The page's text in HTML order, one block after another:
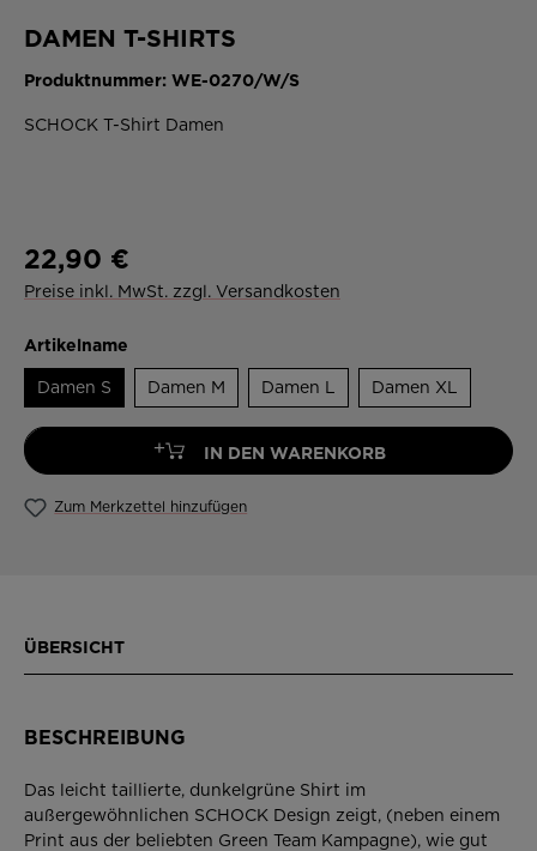
DAMEN T-SHIRTS
Produktnummer: WE-0270/W/S
SCHOCK T-Shirt Damen
22,90 €
Preise inkl. MwSt. zzgl. Versandkosten
Artikelname
Damen S Damen M Damen L Damen XL
+ IN DEN WARENKORB
Zum Merkzettel hinzufügen
ÜBERSICHT
BESCHREIBUNG
Das leicht taillierte, dunkelgrüne Shirt im
außergewöhnlichen SCHOCK Design zeigt, (neben einem
Print aus der beliebten Green Team Kampagne), wie gut